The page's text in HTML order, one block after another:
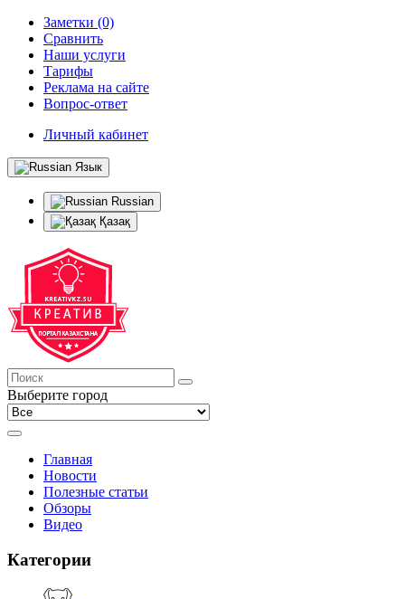
Заметки (0)
Сравнить
Наши услуги
Тарифы
Реклама на сайте
Вопрос-ответ
Личный кабинет
Язык
Russian
Қазақ
Выберите город
Главная
Новости
Полезные статьи
Обзоры
Видео
Категории